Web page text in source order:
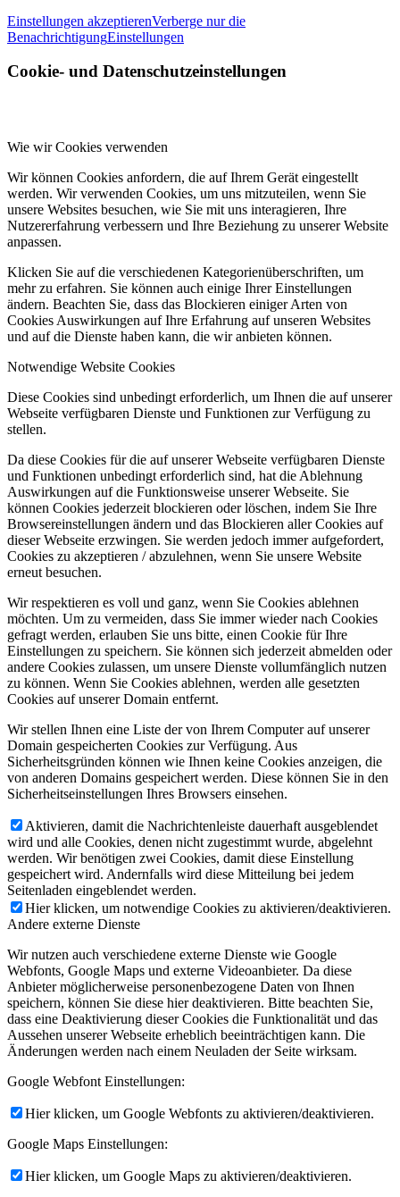
Einstellungen akzeptierenVerberge nur die
BenachrichtigungEinstellungen
Cookie- und Datenschutzeinstellungen
Wie wir Cookies verwenden
Wir können Cookies anfordern, die auf Ihrem Gerät eingestellt
werden. Wir verwenden Cookies, um uns mitzuteilen, wenn Sie
unsere Websites besuchen, wie Sie mit uns interagieren, Ihre
Nutzererfahrung verbessern und Ihre Beziehung zu unserer Website
anpassen.
Klicken Sie auf die verschiedenen Kategorienüberschriften, um
mehr zu erfahren. Sie können auch einige Ihrer Einstellungen
ändern. Beachten Sie, dass das Blockieren einiger Arten von
Cookies Auswirkungen auf Ihre Erfahrung auf unseren Websites
und auf die Dienste haben kann, die wir anbieten können.
Notwendige Website Cookies
Diese Cookies sind unbedingt erforderlich, um Ihnen die auf unserer
Webseite verfügbaren Dienste und Funktionen zur Verfügung zu
stellen.
Da diese Cookies für die auf unserer Webseite verfügbaren Dienste
und Funktionen unbedingt erforderlich sind, hat die Ablehnung
Auswirkungen auf die Funktionsweise unserer Webseite. Sie
können Cookies jederzeit blockieren oder löschen, indem Sie Ihre
Browsereinstellungen ändern und das Blockieren aller Cookies auf
dieser Webseite erzwingen. Sie werden jedoch immer aufgefordert,
Cookies zu akzeptieren / abzulehnen, wenn Sie unsere Website
erneut besuchen.
Wir respektieren es voll und ganz, wenn Sie Cookies ablehnen
möchten. Um zu vermeiden, dass Sie immer wieder nach Cookies
gefragt werden, erlauben Sie uns bitte, einen Cookie für Ihre
Einstellungen zu speichern. Sie können sich jederzeit abmelden oder
andere Cookies zulassen, um unsere Dienste vollumfänglich nutzen
zu können. Wenn Sie Cookies ablehnen, werden alle gesetzten
Cookies auf unserer Domain entfernt.
Wir stellen Ihnen eine Liste der von Ihrem Computer auf unserer
Domain gespeicherten Cookies zur Verfügung. Aus
Sicherheitsgründen können wie Ihnen keine Cookies anzeigen, die
von anderen Domains gespeichert werden. Diese können Sie in den
Sicherheitseinstellungen Ihres Browsers einsehen.
Aktivieren, damit die Nachrichtenleiste dauerhaft ausgeblendet
wird und alle Cookies, denen nicht zugestimmt wurde, abgelehnt
werden. Wir benötigen zwei Cookies, damit diese Einstellung
gespeichert wird. Andernfalls wird diese Mitteilung bei jedem
Seitenladen eingeblendet werden.
Hier klicken, um notwendige Cookies zu aktivieren/deaktivieren.
Andere externe Dienste
Wir nutzen auch verschiedene externe Dienste wie Google
Webfonts, Google Maps und externe Videoanbieter. Da diese
Anbieter möglicherweise personenbezogene Daten von Ihnen
speichern, können Sie diese hier deaktivieren. Bitte beachten Sie,
dass eine Deaktivierung dieser Cookies die Funktionalität und das
Aussehen unserer Webseite erheblich beeinträchtigen kann. Die
Änderungen werden nach einem Neuladen der Seite wirksam.
Google Webfont Einstellungen:
Hier klicken, um Google Webfonts zu aktivieren/deaktivieren.
Google Maps Einstellungen:
Hier klicken, um Google Maps zu aktivieren/deaktivieren.